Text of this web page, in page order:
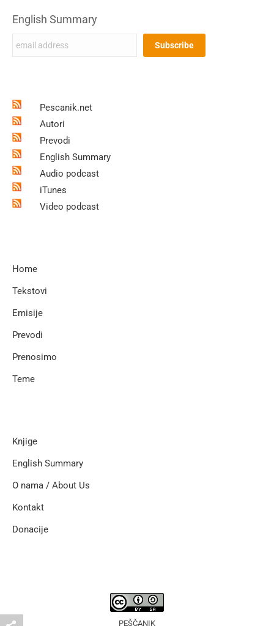
English Summary
Pescanik.net
Autori
Prevodi
English Summary
Audio podcast
iTunes
Video podcast
Home
Tekstovi
Emisije
Prevodi
Prenosimo
Teme
Knjige
English Summary
O nama / About Us
Kontakt
Donacije
PEŠČANIK